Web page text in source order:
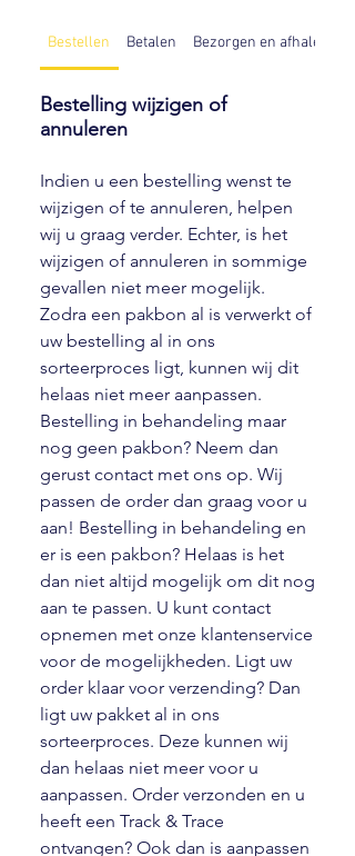
Bestellen Betalen Bezorgen en afhalen
Bestelling wijzigen of
annuleren
Indien u een bestelling wenst te
wijzigen of te annuleren, helpen
wij u graag verder. Echter, is het
wijzigen of annuleren in sommige
gevallen niet meer mogelijk.
Zodra een pakbon al is verwerkt of
uw bestelling al in ons
sorteerproces ligt, kunnen wij dit
helaas niet meer aanpassen.
Bestelling in behandeling maar
nog geen pakbon? Neem dan
gerust contact met ons op. Wij
passen de order dan graag voor u
aan! Bestelling in behandeling en
er is een pakbon? Helaas is het
dan niet altijd mogelijk om dit nog
aan te passen. U kunt contact
opnemen met onze klantenservice
voor de mogelijkheden. Ligt uw
order klaar voor verzending? Dan
ligt uw pakket al in ons
sorteerproces. Deze kunnen wij
dan helaas niet meer voor u
aanpassen. Order verzonden en u
heeft een Track & Trace
ontvangen? Ook dan is aanpassen